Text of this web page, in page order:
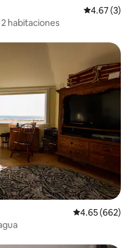
Calificación
4.67 (3)
habitaciones
Calificación
4.65 (662)